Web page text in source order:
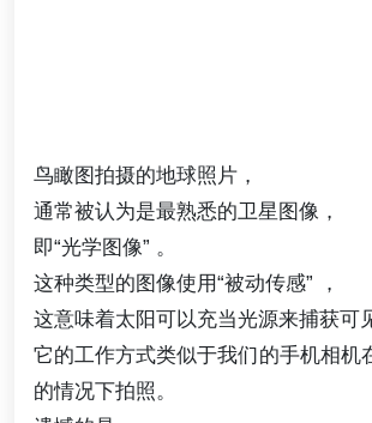
鸟瞰图拍摄的地球照片，
通常被认为是最熟悉的卫星图像，
即“光学图像” 。
这种类型的图像使用“被动传感” ，
这意味着太阳可以充当光源来捕获可
它的工作方式类似于我们的手机相机
的情况下拍照。